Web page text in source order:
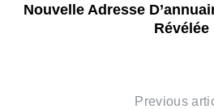
Nouvelle Adresse
Révélée
Previous